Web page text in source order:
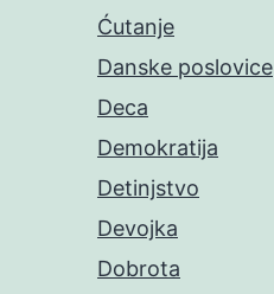
Ćutanje
Danske poslovice
Deca
Demokratija
Detinjstvo
Devojka
Dobrota